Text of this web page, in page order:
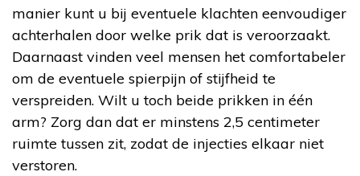
manier kunt u bij eventuele klachten eenvoudiger
achterhalen door welke prik dat is veroorzaakt.
Daarnaast vinden veel mensen het comfortabeler
om de eventuele spierpijn of stijfheid te
verspreiden. Wilt u toch beide prikken in één
arm? Zorg dan dat er minstens 2,5 centimeter
ruimte tussen zit, zodat de injecties elkaar niet
verstoren.